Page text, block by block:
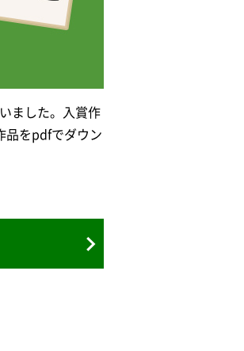
ました。入賞作
品をpdfでダウン